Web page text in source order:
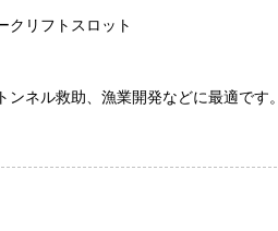
クリフトスロット
ネル救助、漁業開発などに最適です。